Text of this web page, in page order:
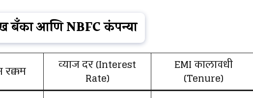
बँका आणि NBFC कंपन्या
रक्कम
व्याज दर (Interest
Rate)
EMI कालावधी
(Tenure)